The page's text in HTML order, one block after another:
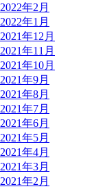
2022年2月
2022年1月
2021年12月
2021年11月
2021年10月
2021年9月
2021年8月
2021年7月
2021年6月
2021年5月
2021年4月
2021年3月
2021年2月